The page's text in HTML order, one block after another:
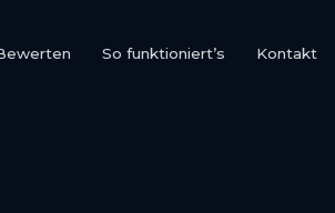
So funktioniert’s Kontakt